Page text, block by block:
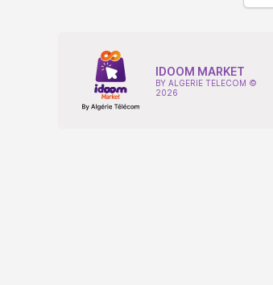
IDOOM MARKET
BY ALGERIE TELECOM ©
2026